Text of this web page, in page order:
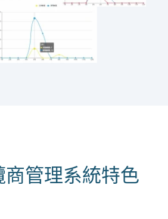
商管理系統特色